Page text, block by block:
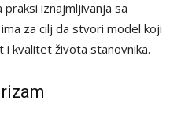
iznajmljivanja sa
za cilj da stvori model koji
kvalitet života stanovnika.